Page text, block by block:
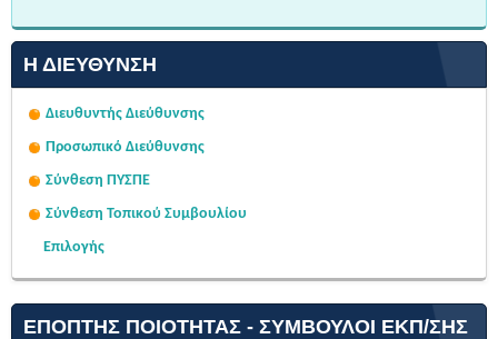
Η ΔΙΕΎΘΥΝΣΗ
Διευθυντής Διεύθυνσης
Προσωπικό Διεύθυνσης
Σύνθεση ΠΥΣΠΕ
Σύνθεση Τοπικού Συμβουλίου
Επιλογής
ΕΠΌΠΤΗΣ ΠΟΙΌΤΗΤΑΣ - ΣΎΜΒΟΥΛΟΙ ΕΚΠ/ΣΗΣ